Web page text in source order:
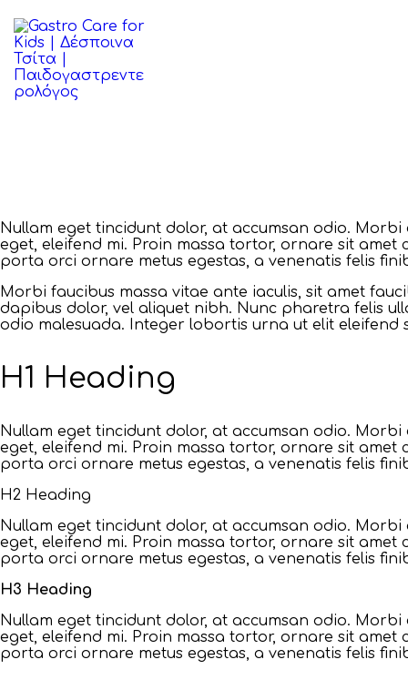
ΑΡΧΙΚΉ
ΒΙΟΓΡΑΦΙΚΌ
ΕΠΙΚΟΙΝΩΝΊΑ
Nullam eget tincidunt dolor, at accumsan odio.
eget, eleifend mi. Proin massa tortor, ornare sit amet
porta orci ornare metus egestas, a venenatis felis
Morbi faucibus massa vitae ante iaculis, sit amet
dapibus dolor, vel aliquet nibh. Nunc pharetra felis
odio malesuada. Integer lobortis urna ut elit eleifend
H1 Heading
Nullam eget tincidunt dolor, at accumsan odio.
eget, eleifend mi. Proin massa tortor, ornare sit amet
porta orci ornare metus egestas, a venenatis felis
H2 Heading
Nullam eget tincidunt dolor, at accumsan odio.
eget, eleifend mi. Proin massa tortor, ornare sit amet
porta orci ornare metus egestas, a venenatis felis
H3 Heading
Nullam eget tincidunt dolor, at accumsan odio.
eget, eleifend mi. Proin massa tortor, ornare sit amet
porta orci ornare metus egestas, a venenatis felis